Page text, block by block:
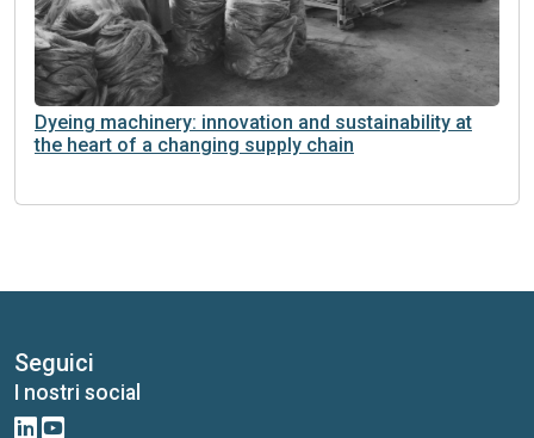
Dyeing machinery: innovation and sustainability at
the heart of a changing supply chain
Seguici
I nostri social